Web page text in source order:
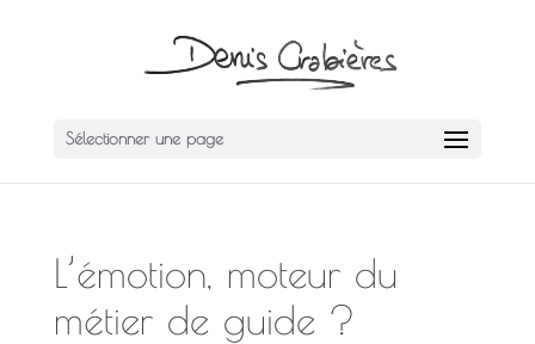
Sélectionner une page
L’émotion, moteur du
métier de guide ?